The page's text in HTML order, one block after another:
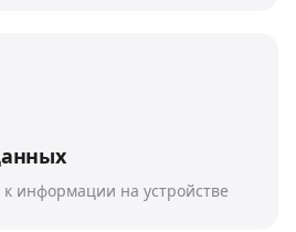
информации на устройстве